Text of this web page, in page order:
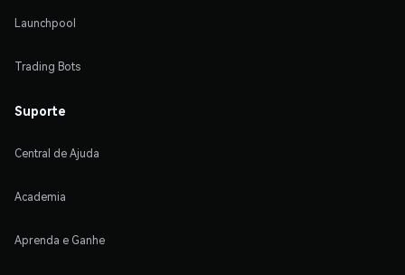
Launchpool
Trading Bots
Suporte
Central de Ajuda
Academia
Aprenda e Ganhe